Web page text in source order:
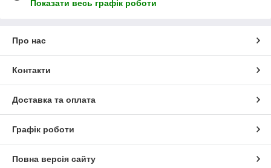
Показати весь графік роботи
Про нас
Контакти
Доставка та оплата
Графік роботи
Повна версія сайту